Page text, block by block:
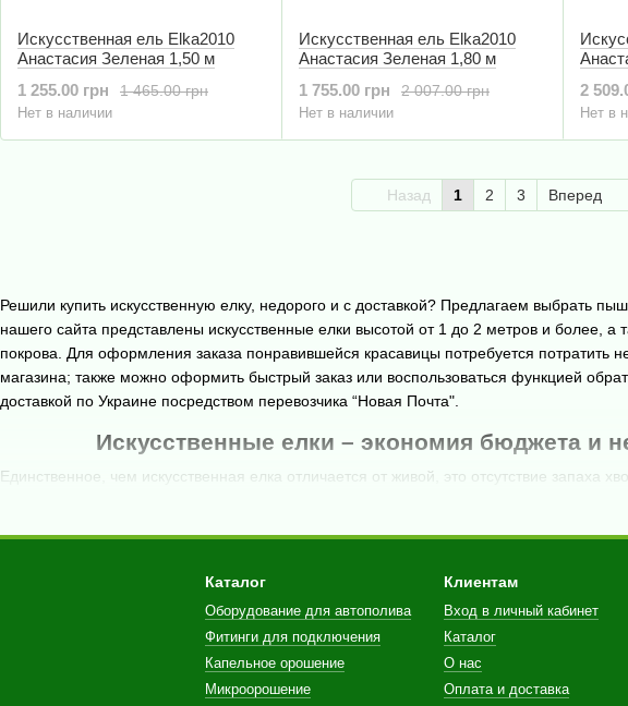
Решили купить искусственную елку, недорого и с доставкой? Предлагаем выбрать
нашего сайта представлены искусственные елки высотой от 1 до 2 метров и более,
покрова. Для оформления заказа понравившейся красавицы потребуется потратить
магазина; также можно оформить быстрый заказ или воспользоваться функцией
доставкой по Украине посредством перевозчика “Новая Почта".
Искусственные елки – экономия бюджета и
Единственное, чем искусственная елка отличается от живой, это отсутствие
перед праздниками продажа лесных деревьев проводится практически на
деревьев приводит к ухудшению экологии, поскольку именно хвойные посадки
Пластмассовое дерево поможет сэкономить деньги и время
. Если Вас
значительно сэкономить поможет искусственная елка. Купить такое дерево
дерево. Минимальный срок службы искусственных елок - от 15 до 30 лет. При
Искусственная ель Elka2010
Анастасия Зеленая 1,50 м
1 465.00 грн
1 255.00 грн
Нет в наличии
Искусственная ель Elka2010
Анастасия Зеленая 1,80 м
2 007.00 грн
1 755.00 грн
Нет в наличии
2
Нет в
Назад 1 2 3 Вперед
Каталог
Оборудование для автополива
Фитинги для подключения
Капельное орошение
Микроорошение
Клиентам
Вход в личный кабинет
Каталог
О нас
Оплата и доставка